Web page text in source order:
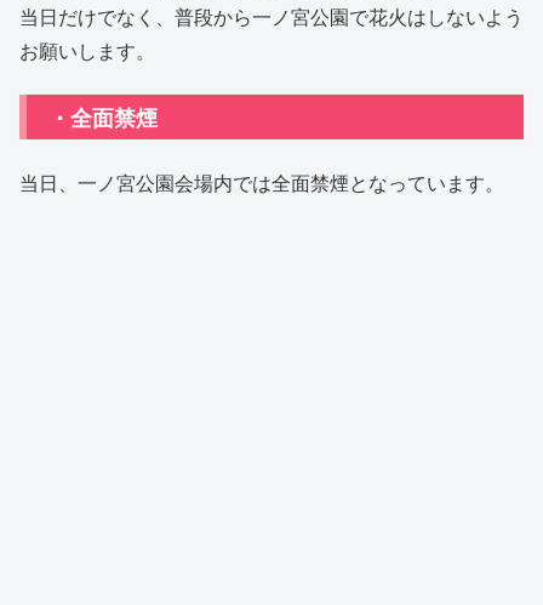
当日だけでなく、普段から一ノ宮公園で花火はしないよう
お願いします。
・全面禁煙
当日、一ノ宮公園会場内では全面禁煙となっています。